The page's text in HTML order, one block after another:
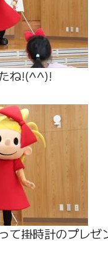
ね!(^^)!
て掛時計のプレゼ